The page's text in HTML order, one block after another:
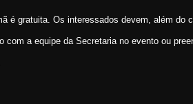
é gratuita. Os interessados devem, além do
com a equipe da Secretaria no evento ou